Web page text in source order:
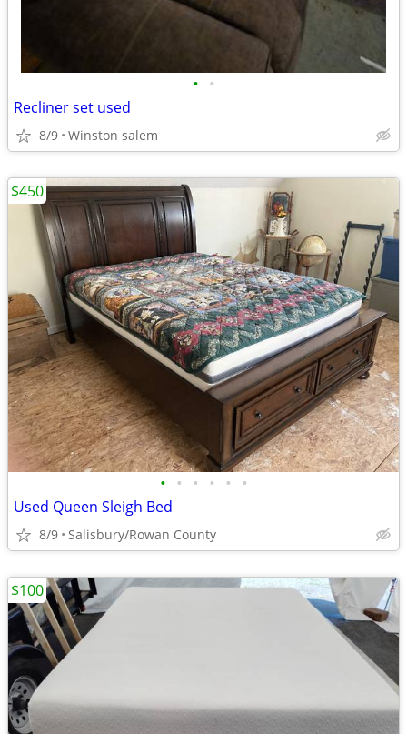
• •
Recliner set used
8/9 Winston salem
• • • • • •
Used Queen Sleigh Bed
8/9 Salisbury/Rowan County
$450
$100